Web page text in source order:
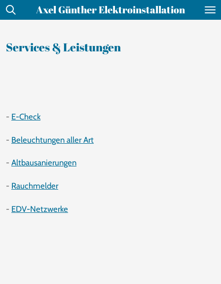
Zum
springen
Axel Günther Elektroinstallation
Services & Leistungen
- E-Check
- Beleuchtungen aller Art
- Altbausanierungen
- Rauchmelder
- EDV-Netzwerke